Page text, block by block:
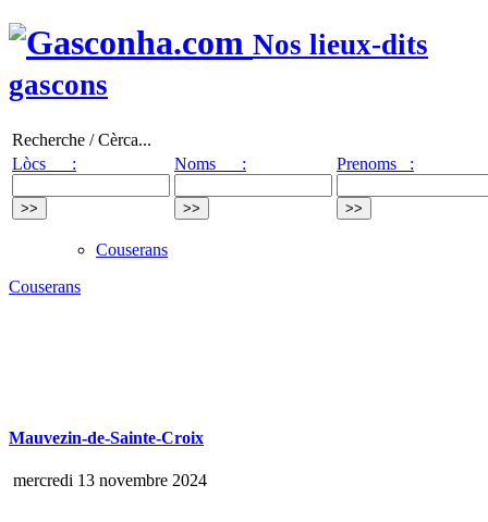
Nos lieux-dits
gascons
Recherche / Cèrca...
Lòcs :
Noms : Prenoms :
Couserans
Couserans
Mauvezin-de-Sainte-Croix
mercredi 13 novembre 2024